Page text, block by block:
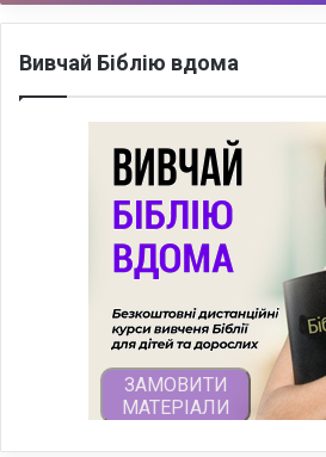
Вивчай Біблію вдома